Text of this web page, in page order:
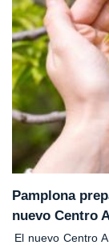
Pamplona
nuevo Centro
El nuevo Centro